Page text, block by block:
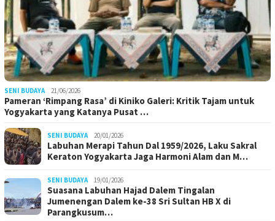
SENI BUDAYA 21/06/2026
Pameran ‘Rimpang Rasa’ di Kiniko Galeri: Kritik Tajam untuk
Yogyakarta yang Katanya Pusat …
SENI BUDAYA 20/01/2026
Labuhan Merapi Tahun Dal 1959/2026, Laku Sakral
Keraton Yogyakarta Jaga Harmoni Alam dan M…
SENI BUDAYA 19/01/2026
Suasana Labuhan Hajad Dalem Tingalan
Jumenengan Dalem ke-38 Sri Sultan HB X di
Parangkusum…